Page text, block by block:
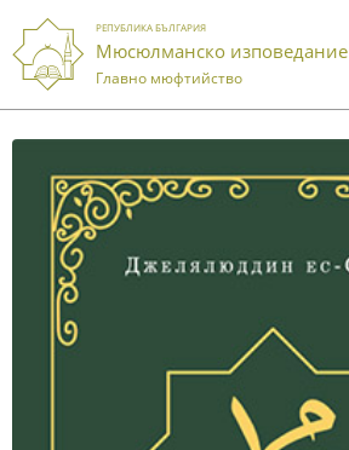
РЕПУБЛИКА БЪЛГАРИЯ
Мюсюлманско изповедание
Главно мюфтийство